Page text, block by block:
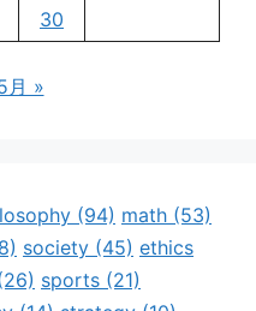
30
月 »
(94) math (53)
society (45) ethics
sports (21)